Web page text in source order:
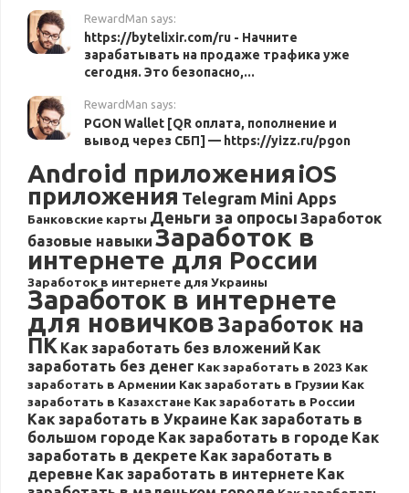
RewardMan says:
https://bytelixir.com/ru - Начните
зарабатывать на продаже трафика уже
сегодня. Это безопасно,...
RewardMan says:
PGON Wallet [QR оплата, пополнение и
вывод через СБП] — https://yizz.ru/pgon
Android приложения iOS
приложения Telegram Mini Apps
Банковские карты Деньги за опросы Заработок
базовые навыки Заработок в
интернете для России
Заработок в интернете для Украины
Заработок в интернете
для новичковЗаработок на
ПК Как заработать без вложений Как
заработать без денег Как заработать в 2023 Как
заработать в Армении Как заработать в Грузии Как
заработать в Казахстане Как заработать в России
Как заработать в Украине Как заработать в
большом городе Как заработать в городе Как
заработать в декрете Как заработать в
деревне Как заработать в интернете Как